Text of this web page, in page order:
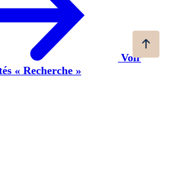
Voir
« Recherche »